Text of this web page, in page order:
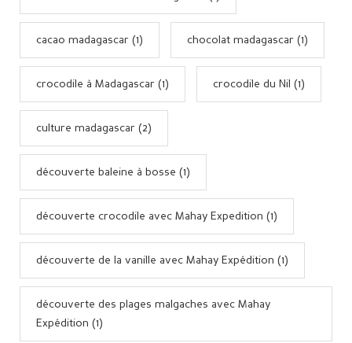
cacao madagascar (1) chocolat madagascar (1)
crocodile à Madagascar (1) crocodile du Nil (1)
culture madagascar (2)
découverte baleine à bosse (1)
découverte crocodile avec Mahay Expedition (1)
découverte de la vanille avec Mahay Expédition (1)
découverte des plages malgaches avec Mahay
Expédition (1)